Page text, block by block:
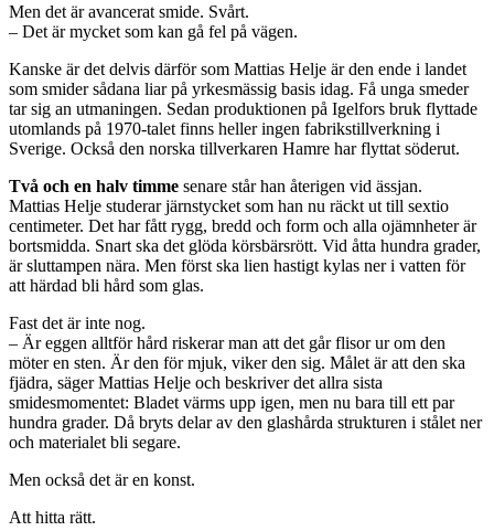
Men det är avancerat smide. Svårt.
– Det är mycket som kan gå fel på vägen.
Kanske är det delvis därför som Mattias Helje är den ende i landet
som smider sådana liar på yrkesmässig basis idag. Få unga smeder
tar sig an utmaningen. Sedan produktionen på Igelfors bruk flyttade
utomlands på 1970-talet finns heller ingen fabrikstillverkning i
Sverige. Också den norska tillverkaren Hamre har flyttat söderut.
Två och en halv timme senare står han återigen vid ässjan.
Mattias Helje studerar järnstycket som han nu räckt ut till sextio
centimeter. Det har fått rygg, bredd och form och alla ojämnheter är
bortsmidda. Snart ska det glöda körsbärsrött. Vid åtta hundra grader,
är sluttampen nära. Men först ska lien hastigt kylas ner i vatten för
att härdad bli hård som glas.
Fast det är inte nog.
– Är eggen alltför hård riskerar man att det går flisor ur om den
möter en sten. Är den för mjuk, viker den sig. Målet är att den ska
fjädra, säger Mattias Helje och beskriver det allra sista
smidesmomentet: Bladet värms upp igen, men nu bara till ett par
hundra grader. Då bryts delar av den glashårda strukturen i stålet ner
och materialet bli segare.
Men också det är en konst.
Att hitta rätt.